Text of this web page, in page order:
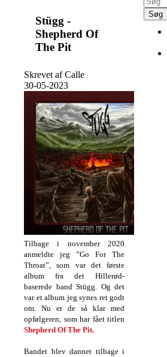
Stügg -
Shepherd Of
The Pit
Skrevet af Calle
30-05-2023
Tilbage i november 2020
anmeldte jeg ”Go For The
Throat”, som var det første
album fra det Hillerød-
baserede band Stügg. Og det
var et album jeg synes ret godt
om. Nu er de så klar med
opfølgeren, som har fået titlen
Shepherd Of The Pit.
Bandet blev dannet tilbage i